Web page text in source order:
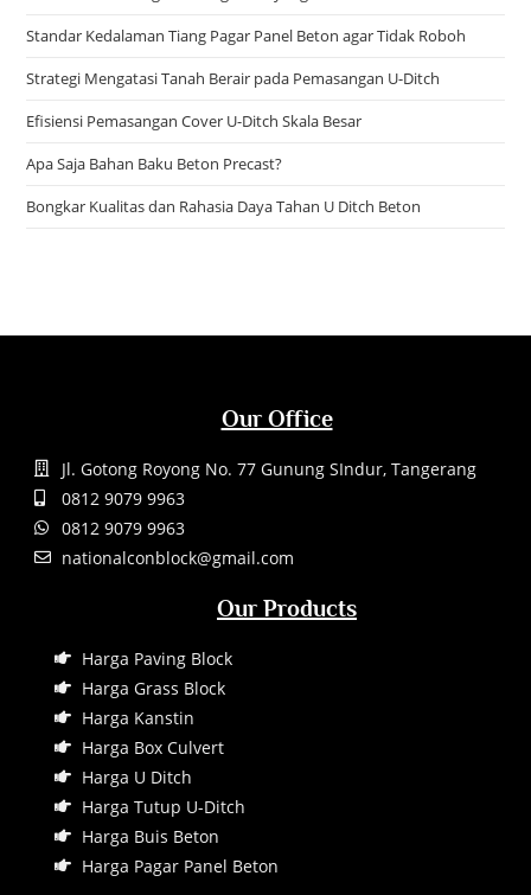
Standar Kedalaman Tiang Pagar Panel Beton agar Tidak Roboh
Strategi Mengatasi Tanah Berair pada Pemasangan U-Ditch
Efisiensi Pemasangan Cover U-Ditch Skala Besar
Apa Saja Bahan Baku Beton Precast?
Bongkar Kualitas dan Rahasia Daya Tahan U Ditch Beton
Our Office
Jl. Gotong Royong No. 77 Gunung SIndur, Tangerang
0812 9079 9963
0812 9079 9963
nationalconblock@gmail.com
Our Products
Harga Paving Block
Harga Grass Block
Harga Kanstin
Harga Box Culvert
Harga U Ditch
Harga Tutup U-Ditch
Harga Buis Beton
Harga Pagar Panel Beton